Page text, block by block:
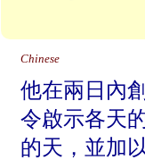
Chinese
他在兩日內
令啟示各天
的天，並加